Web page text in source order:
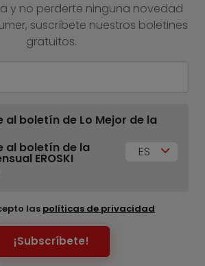
y no perderte ninguna novedad
suscríbete nuestros boletines
gratuitos.
al boletín de Lo Mejor de la
al boletín de la
EROSKI ES
las políticas de privacidad
¡Subscríbete!